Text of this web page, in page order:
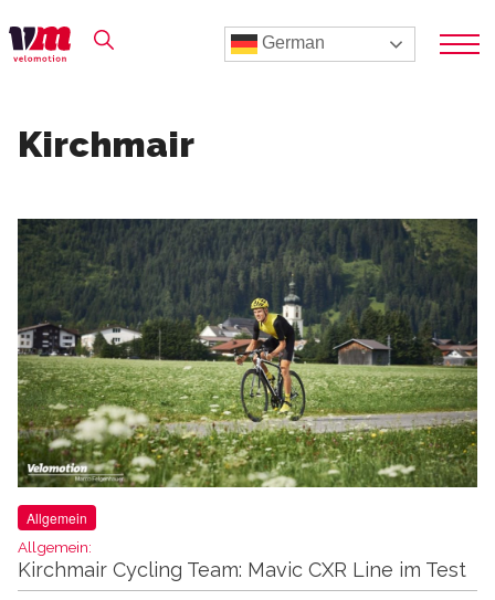
German
Kirchmair
Allgemein
Allgemein:
Kirchmair Cycling Team: Mavic CXR Line im Test